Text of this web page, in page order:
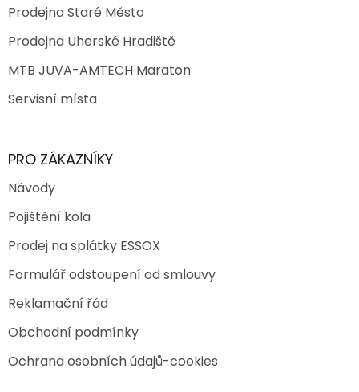
Prodejna Staré Město
Prodejna Uherské Hradiště
MTB JUVA-AMTECH Maraton
Servisní místa
PRO ZÁKAZNÍKY
Návody
Pojištění kola
Prodej na splátky ESSOX
Formulář odstoupení od smlouvy
Reklamační řád
Obchodní podmínky
Ochrana osobních údajů-cookies